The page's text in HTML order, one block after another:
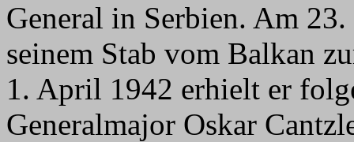
General in Serbien. Am
seinem Stab vom Balkan
1. April 1942 erhielt er
Generalmajor Oskar